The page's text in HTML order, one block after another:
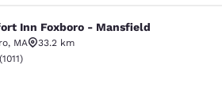
- Mansfield
Inn Foxboro - Mansfield
, MA
33.2 km
de 3.99 estrellas. Bueno. 1011 reseñas
(1011)